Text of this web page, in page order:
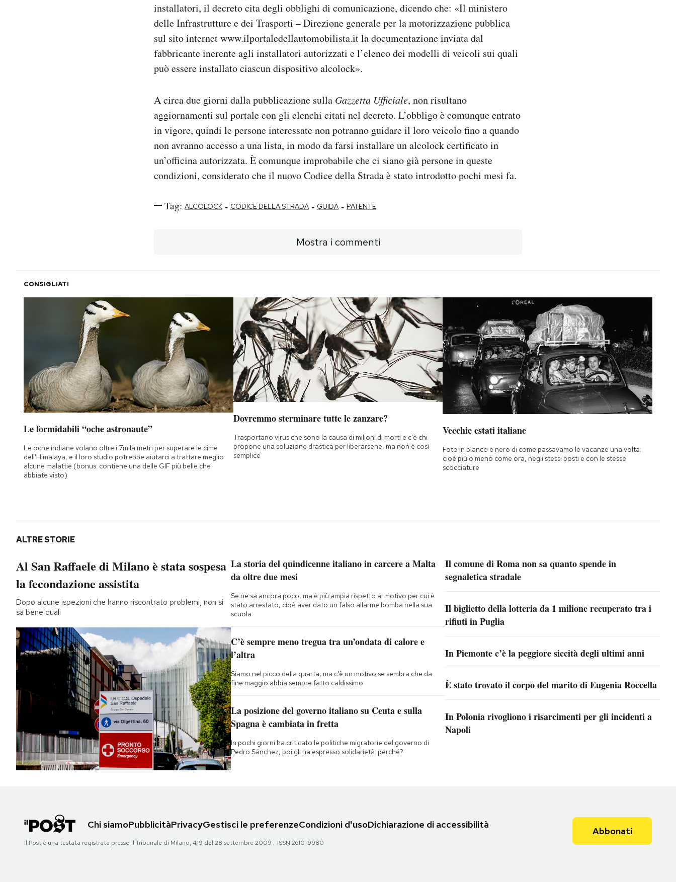
installatori, il decreto cita degli obblighi di comunicazione, dicendo che: «Il ministero
delle Infrastrutture e dei Trasporti – Direzione generale per la motorizzazione pubblica
sul sito internet www.ilportaledellautomobilista.it la documentazione inviata dal
fabbricante inerente agli installatori autorizzati e l’elenco dei modelli di veicoli sui quali
può essere installato ciascun dispositivo alcolock».
A circa due giorni dalla pubblicazione sulla Gazzetta Ufficiale, non risultano
aggiornamenti sul portale con gli elenchi citati nel decreto. L’obbligo è comunque entrato
in vigore, quindi le persone interessate non potranno guidare il loro veicolo fino a quando
non avranno accesso a una lista, in modo da farsi installare un alcolock certificato in
un’officina autorizzata. È comunque improbabile che ci siano già persone in queste
condizioni, considerato che il nuovo Codice della Strada è stato introdotto pochi mesi fa.
Tag: ALCOLOCK - CODICE DELLA STRADA - GUIDA - PATENTE
Mostra i commenti
CONSIGLIATI
Le formidabili “oche astronaute”
Le oche indiane volano oltre i 7mila metri per superare le cime
dell'Himalaya, e il loro studio potrebbe aiutarci a trattare meglio
alcune malattie (bonus: contiene una delle GIF più belle che
abbiate visto)
Dovremmo sterminare tutte le zanzare?
Trasportano virus che sono la causa di milioni di morti e c'è chi
propone una soluzione drastica per liberarsene, ma non è così
semplice
Vecchie estati italiane
Foto in bianco e nero di come passavamo le vacanze una volta:
cioè più o meno come ora, negli stessi posti e con le stesse
scocciature
ALTRE STORIE
Al San Raffaele di Milano è stata sospesa
la fecondazione assistita
Dopo alcune ispezioni che hanno riscontrato problemi, non si
sa bene quali
La storia del quindicenne italiano in carcere a Malta
da oltre due mesi
Se ne sa ancora poco, ma è più ampia rispetto al motivo per cui è
stato arrestato, cioè aver dato un falso allarme bomba nella sua
scuola
C’è sempre meno tregua tra un’ondata di calore e
l’altra
Siamo nel picco della quarta, ma c'è un motivo se sembra che da
fine maggio abbia sempre fatto caldissimo
La posizione del governo italiano su Ceuta e sulla
Spagna è cambiata in fretta
In pochi giorni ha criticato le politiche migratorie del governo di
Pedro Sánchez, poi gli ha espresso solidarietà: perché?
Il comune di Roma non sa quanto spende in
segnaletica stradale
Il biglietto della lotteria da 1 milione recuperato tra i
rifiuti in Puglia
In Piemonte c’è la peggiore siccità degli ultimi anni
È stato trovato il corpo del marito di Eugenia Roccella
In Polonia rivogliono i risarcimenti per gli incidenti a
Napoli
Chi siamoPubblicitàPrivacyGestisci le preferenzeCondizioni d'usoDichiarazione di accessibilità
Il Post è una testata registrata presso il Tribunale di Milano, 419 del 28 settembre 2009 - ISSN 2610-9980
Abbonati